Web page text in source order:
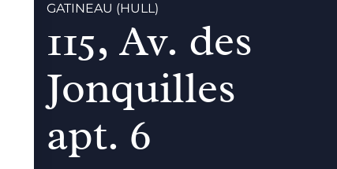
GATINEAU (HULL)
115, Av. des
Jonquilles
apt. 6